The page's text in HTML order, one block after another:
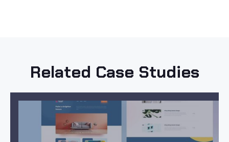
Related Case Studies